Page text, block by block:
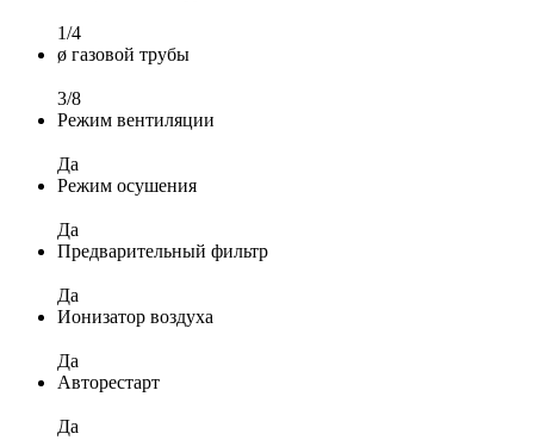
1/4
ø газовой трубы
3/8
Режим вентиляции
Да
Режим осушения
Да
Предварительный фильтр
Да
Ионизатор воздуха
Да
Авторестарт
Да